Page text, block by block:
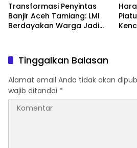
Transformasi Penyintas
Banjir Aceh Tamiang: LMI
Berdayakan Warga Jadi
Tinggalkan Balasan
Alamat email Anda tidak akan
wajib ditandai *